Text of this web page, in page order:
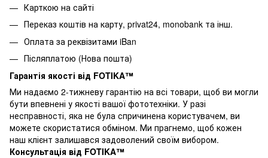
Карткою на сайті
Переказ коштів на карту, privat24, monobank та інш.
Оплата за реквізитами iBan
Післяплатою (Нова пошта)
Гарантія якості від FOTIKA™
Ми надаємо 2-тижневу гарантію на всі товари, щоб ви могли
бути впевнені у якості вашої фототехніки. У разі
несправності, яка не була спричинена користувачем, ви
можете скористатися обміном. Ми прагнемо, щоб кожен
наш клієнт залишався задоволений своїм вибором.
Консультація від FOTIKA™